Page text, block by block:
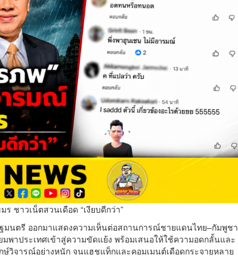
ชาวเน็ตสวนเดือด “เงียบดีกว่า”
นตรี ออกมาแสดงความเห็นต่อสถานการณ์ชายแดนไทย–กัมพูชา
าประเทศเข้าสู่ความขัดแย้ง พร้อมเสนอให้ใช้ความอดกลั้นและ
วิจารณ์อย่างหนัก จนแฮชแท็กและคอมเมนต์เดือดกระจายหลาย